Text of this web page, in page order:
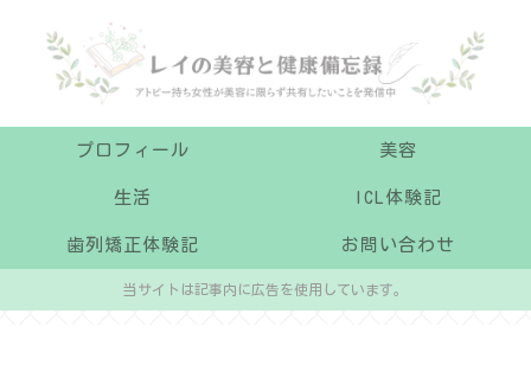
プロフィール 美容
生活 ICL体験記
歯列矯正体験記 お問い合わせ
当サイトは記事内に広告を使用しています。